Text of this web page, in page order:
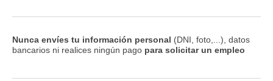
Nunca envíes tu información personal (DNI, foto,...), datos
bancarios ni realices ningún pago para solicitar un empleo